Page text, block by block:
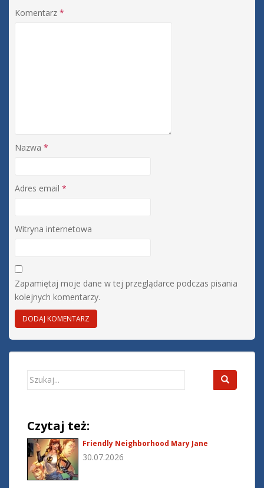
Komentarz *
Nazwa *
Adres email *
Witryna internetowa
Zapamiętaj moje dane w tej przeglądarce podczas pisania
kolejnych komentarzy.
Search
Czytaj też:
Friendly Neighborhood Mary Jane
30.07.2026